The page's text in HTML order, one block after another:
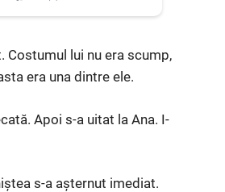
Costumul lui nu era scump,
era una dintre ele.
Apoi s-a uitat la Ana. I-
s-a așternut imediat.